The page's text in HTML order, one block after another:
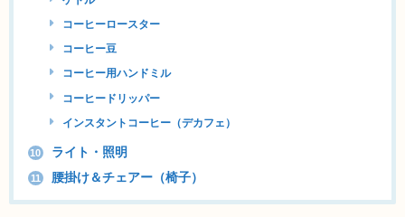
コーヒーロースター
コーヒー豆
コーヒー用ハンドミル
コーヒードリッパー
インスタントコーヒー（デカフェ）
10 ライト・照明
11 腰掛け＆チェアー（椅子）